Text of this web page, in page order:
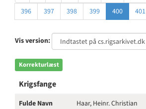
396
397 398 399 400 401
Vis version:
Korrekturlæst
Krigsfange
Fulde Navn
Haar, Heinr. Christian